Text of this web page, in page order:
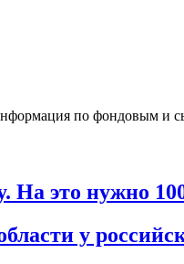
по фондовым и
На это нужно
у